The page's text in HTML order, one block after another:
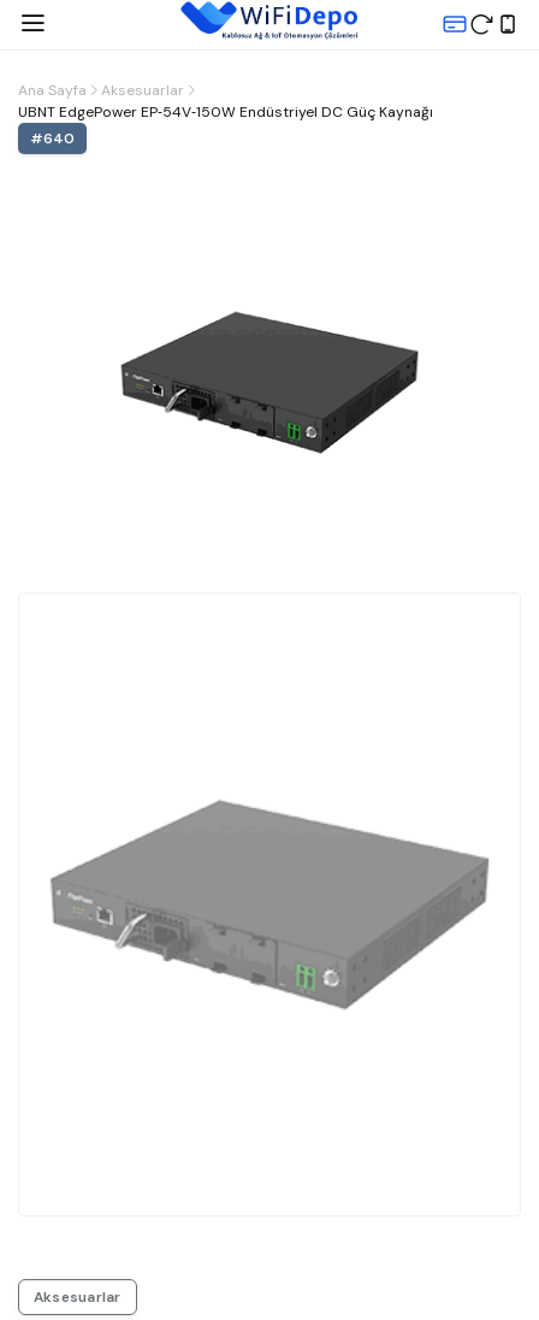
Ana Sayfa
Aksesuarlar
UBNT EdgePower EP‑54V‑150W Endüstriyel DC Güç Kaynağı
#640
Aksesuarlar